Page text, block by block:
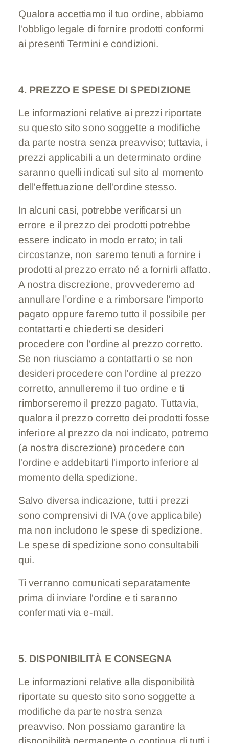
Qualora accettiamo il tuo ordine, abbiamo
l'obbligo legale di fornire prodotti conformi
ai presenti Termini e condizioni.
4. PREZZO E SPESE DI SPEDIZIONE
Le informazioni relative ai prezzi riportate
su questo sito sono soggette a modifiche
da parte nostra senza preavviso; tuttavia, i
prezzi applicabili a un determinato ordine
saranno quelli indicati sul sito al momento
dell'effettuazione dell'ordine stesso.
In alcuni casi, potrebbe verificarsi un
errore e il prezzo dei prodotti potrebbe
essere indicato in modo errato; in tali
circostanze, non saremo tenuti a fornire i
prodotti al prezzo errato né a fornirli affatto.
A nostra discrezione, provvederemo ad
annullare l’ordine e a rimborsare l’importo
pagato oppure faremo tutto il possibile per
contattarti e chiederti se desideri
procedere con l’ordine al prezzo corretto.
Se non riusciamo a contattarti o se non
desideri procedere con l'ordine al prezzo
corretto, annulleremo il tuo ordine e ti
rimborseremo il prezzo pagato. Tuttavia,
qualora il prezzo corretto dei prodotti fosse
inferiore al prezzo da noi indicato, potremo
(a nostra discrezione) procedere con
l'ordine e addebitarti l'importo inferiore al
momento della spedizione.
Salvo diversa indicazione, tutti i prezzi
sono comprensivi di IVA (ove applicabile)
ma non includono le spese di spedizione.
Le spese di spedizione sono consultabili
qui.
Ti verranno comunicati separatamente
prima di inviare l'ordine e ti saranno
confermati via e-mail.
5. DISPONIBILITÀ E CONSEGNA
Le informazioni relative alla disponibilità
riportate su questo sito sono soggette a
modifiche da parte nostra senza
preavviso. Non possiamo garantire la